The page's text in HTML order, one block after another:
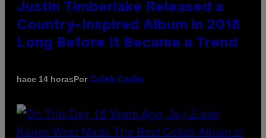
Justin Timberlake Released a
Country-Inspired Album in 2018
Long Before It Became a Trend
hace 14 horasPor Caleb Catlin